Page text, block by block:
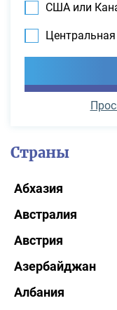
США или
Страны
Абхазия
Австралия
Австрия
Азербайджан
Албания